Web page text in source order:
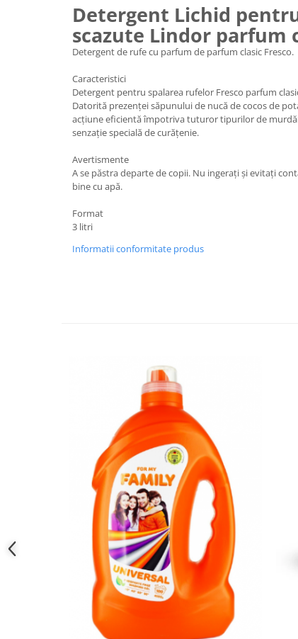
Produse incontinenta
Servetele Umede
Detergent Lichid
scazute Lindor parfum
Detergent de rufe cu parfum de parfum clasic Fresco.
Caracteristici
Detergent pentru spalarea rufelor Fresco parfum
Datorită prezenței săpunului de nucă de cocos de
acțiune eficientă împotriva tuturor tipurilor de
senzație specială de curățenie.
Avertismente
A se păstra departe de copii. Nu ingerați și evitați
bine cu apă.
Format
3 litri
Informatii conformitate produs